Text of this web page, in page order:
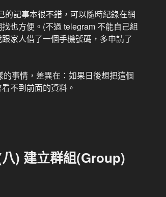
的記事本很不錯，可以隨時紀錄在網
也方便。(不過 telegram 不能自己組
家人借了一個手機號碼，多申請了
事情，差異在：如果日後想把這個
不到前面的資料。
) 建立群組(Group)